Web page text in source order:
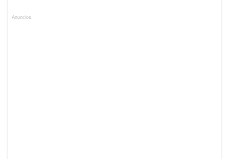
Anuncios.